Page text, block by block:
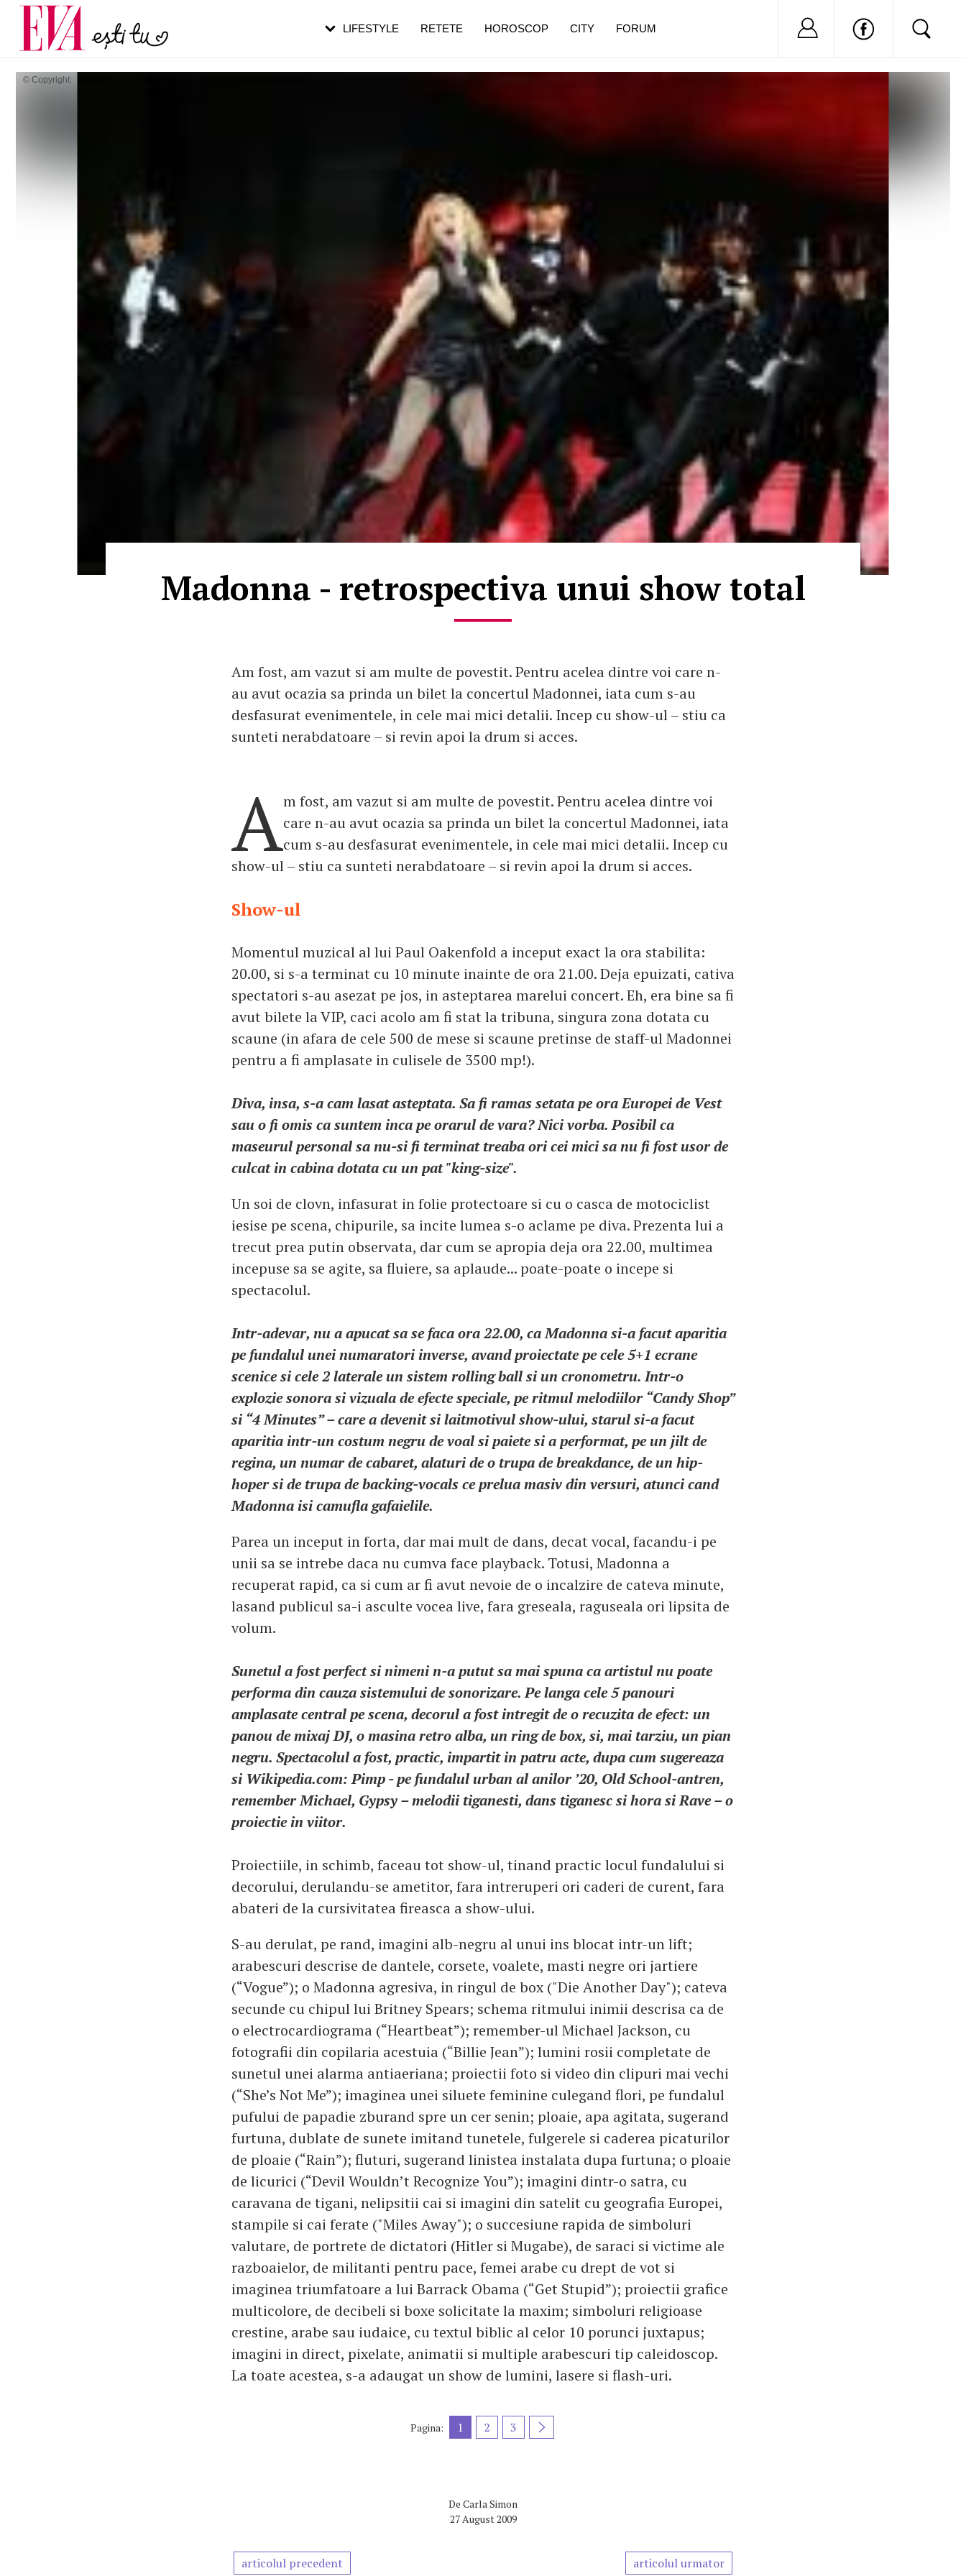
© Copyright:
Madonna - retrospectiva unui show total
Am fost, am vazut si am multe de povestit. Pentru acelea dintre voi care n-
au avut ocazia sa prinda un bilet la concertul Madonnei, iata cum s-au
desfasurat evenimentele, in cele mai mici detalii. Incep cu show-ul – stiu ca
sunteti nerabdatoare – si revin apoi la drum si acces.
Am fost, am vazut si am multe de povestit. Pentru acelea dintre voi
care n-au avut ocazia sa prinda un bilet la concertul Madonnei, iata
cum s-au desfasurat evenimentele, in cele mai mici detalii. Incep cu
show-ul – stiu ca sunteti nerabdatoare – si revin apoi la drum si acces.
Show-ul
Momentul muzical al lui Paul Oakenfold a inceput exact la ora stabilita:
20.00, si s-a terminat cu 10 minute inainte de ora 21.00. Deja epuizati, cativa
spectatori s-au asezat pe jos, in asteptarea marelui concert. Eh, era bine sa fi
avut bilete la VIP, caci acolo am fi stat la tribuna, singura zona dotata cu
scaune (in afara de cele 500 de mese si scaune pretinse de staff-ul Madonnei
pentru a fi amplasate in culisele de 3500 mp!).
Diva, insa, s-a cam lasat asteptata. Sa fi ramas setata pe ora Europei de Vest
sau o fi omis ca suntem inca pe orarul de vara? Nici vorba. Posibil ca
maseurul personal sa nu-si fi terminat treaba ori cei mici sa nu fi fost usor de
culcat in cabina dotata cu un pat "king-size".
Un soi de clovn, infasurat in folie protectoare si cu o casca de motociclist
iesise pe scena, chipurile, sa incite lumea s-o aclame pe diva. Prezenta lui a
trecut prea putin observata, dar cum se apropia deja ora 22.00, multimea
incepuse sa se agite, sa fluiere, sa aplaude... poate-poate o incepe si
spectacolul.
Intr-adevar, nu a apucat sa se faca ora 22.00, ca Madonna si-a facut aparitia
pe fundalul unei numaratori inverse, avand proiectate pe cele 5+1 ecrane
scenice si cele 2 laterale un sistem rolling ball si un cronometru. Intr-o
explozie sonora si vizuala de efecte speciale, pe ritmul melodiilor “Candy Shop”
si “4 Minutes” – care a devenit si laitmotivul show-ului, starul si-a facut
aparitia intr-un costum negru de voal si paiete si a performat, pe un jilt de
regina, un numar de cabaret, alaturi de o trupa de breakdance, de un hip-
hoper si de trupa de backing-vocals ce prelua masiv din versuri, atunci cand
Madonna isi camufla gafaielile.
Parea un inceput in forta, dar mai mult de dans, decat vocal, facandu-i pe
unii sa se intrebe daca nu cumva face playback. Totusi, Madonna a
recuperat rapid, ca si cum ar fi avut nevoie de o incalzire de cateva minute,
lasand publicul sa-i asculte vocea live, fara greseala, raguseala ori lipsita de
volum.
Sunetul a fost perfect si nimeni n-a putut sa mai spuna ca artistul nu poate
performa din cauza sistemului de sonorizare. Pe langa cele 5 panouri
amplasate central pe scena, decorul a fost intregit de o recuzita de efect: un
panou de mixaj DJ, o masina retro alba, un ring de box, si, mai tarziu, un pian
negru. Spectacolul a fost, practic, impartit in patru acte, dupa cum sugereaza
si Wikipedia.com: Pimp - pe fundalul urban al anilor ’20, Old School-antren,
remember Michael, Gypsy – melodii tiganesti, dans tiganesc si hora si Rave – o
proiectie in viitor.
Proiectiile, in schimb, faceau tot show-ul, tinand practic locul fundalului si
decorului, derulandu-se ametitor, fara intreruperi ori caderi de curent, fara
abateri de la cursivitatea fireasca a show-ului.
S-au derulat, pe rand, imagini alb-negru al unui ins blocat intr-un lift;
arabescuri descrise de dantele, corsete, voalete, masti negre ori jartiere
(“Vogue”); o Madonna agresiva, in ringul de box ("Die Another Day"); cateva
secunde cu chipul lui Britney Spears; schema ritmului inimii descrisa ca de
o electrocardiograma (“Heartbeat”); remember-ul Michael Jackson, cu
fotografii din copilaria acestuia (“Billie Jean”); lumini rosii completate de
sunetul unei alarma antiaeriana; proiectii foto si video din clipuri mai vechi
(“She’s Not Me”); imaginea unei siluete feminine culegand flori, pe fundalul
pufului de papadie zburand spre un cer senin; ploaie, apa agitata, sugerand
furtuna, dublate de sunete imitand tunetele, fulgerele si caderea picaturilor
de ploaie (“Rain”); fluturi, sugerand linistea instalata dupa furtuna; o ploaie
de licurici (“Devil Wouldn’t Recognize You”); imagini dintr-o satra, cu
caravana de tigani, nelipsitii cai si imagini din satelit cu geografia Europei,
stampile si cai ferate ("Miles Away"); o succesiune rapida de simboluri
valutare, de portrete de dictatori (Hitler si Mugabe), de saraci si victime ale
razboaielor, de militanti pentru pace, femei arabe cu drept de vot si
imaginea triumfatoare a lui Barrack Obama (“Get Stupid”); proiectii grafice
multicolore, de decibeli si boxe solicitate la maxim; simboluri religioase
crestine, arabe sau iudaice, cu textul biblic al celor 10 porunci juxtapus;
imagini in direct, pixelate, animatii si multiple arabescuri tip caleidoscop.
La toate acestea, s-a adaugat un show de lumini, lasere si flash-uri.
Pagina: 1 2 3
De Carla Simon
27 August 2009
articolul precedent articolul urmator
LIFESTYLE RETETE HOROSCOP CITY FORUM Nu ai cont?
Carieră
Actualitate
pe măsură ce înaintezi în vârstă
de dureroasă este investigația